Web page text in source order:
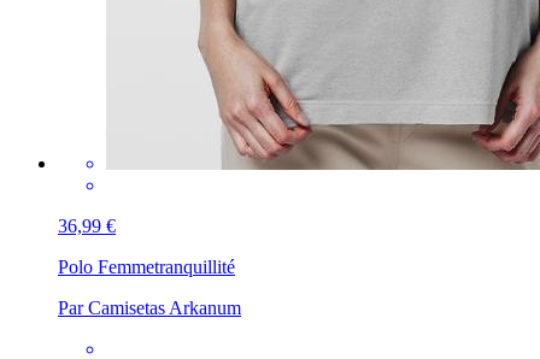
36,99 €
Polo Femmetranquillité
Par Camisetas Arkanum